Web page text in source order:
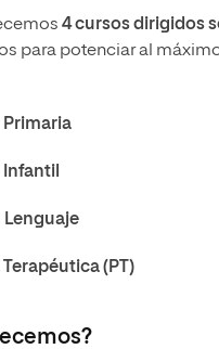
4 cursos dirigidos
para potenciar al
Primaria
(PT)